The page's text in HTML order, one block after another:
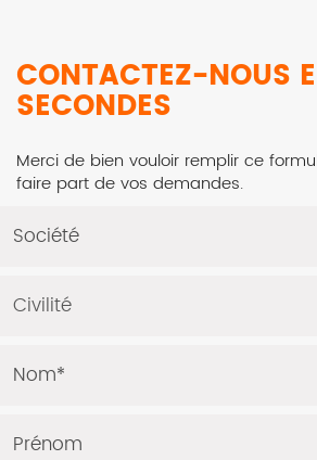
CONTACTEZ-NOUS
SECONDES
Merci de bien vouloir remplir ce
faire part de vos demandes.